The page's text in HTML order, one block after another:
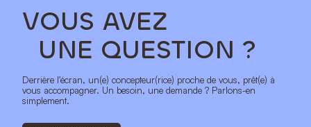
VOUS AVEZ
UNE QUESTION ?
Derrière l’écran, un(e) concepteur(rice) proche de vous, prêt(e) à
vous accompagner. Un besoin, une demande ? Parlons-en
simplement.